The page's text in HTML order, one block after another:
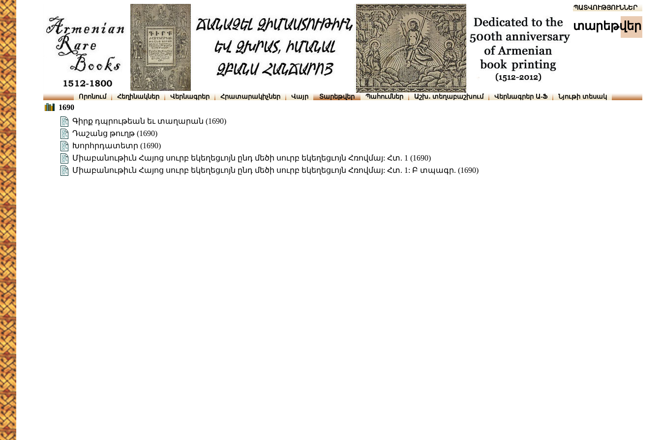
ՆԱԽԱՊԱՏՎՈՒԹՅՈՒՆՆԵՐ
տարեթվեր
Որոնում Հեղինակներ Վերնագրեր Հրատարակիչներ Վայր Տարեթվեր Պահումներ Աշխ․ տեղաբաշխում Վերնագրեր Ա-Ֆ Նյութի տեսակ
1690
Գիրք դպրութեան եւ տաղարան (1690)
Դաշանց թուղթ (1690)
Խորհրդատետր (1690)
Միաբանութիւն Հայոց սուրբ եկեղեցւոյն ընդ մեծի սուրբ եկեղեցւոյն Հռովմայ: Հտ. 1 (1690)
Միաբանութիւն Հայոց սուրբ եկեղեցւոյն ընդ մեծի սուրբ եկեղեցւոյն Հռովմայ: Հտ. 1: Բ տպագր. (1690)